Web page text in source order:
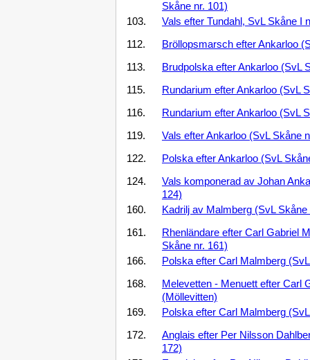
Skåne nr. 101)
103.
Vals efter Tundahl, SvL Skåne I
112. Bröllopsmarsch efter Ankarloo
113. Brudpolska efter Ankarloo (SvL
115. Rundarium efter Ankarloo (SvL
116. Rundarium efter Ankarloo (SvL
119. Vals efter Ankarloo (SvL Skåne
122. Polska efter Ankarloo (SvL
124.
Vals komponerad av Johan
124)
160.
Kadrilj av Malmberg (SvL Skåne
161.
Rhenländare efter Carl Gabriel
Skåne nr. 161)
166.
Polska efter Carl Malmberg
168.
Melevetten - Menuett efter Carl
(Möllevitten)
169.
Polska efter Carl Malmberg
172.
Anglais efter Per Nilsson
172)